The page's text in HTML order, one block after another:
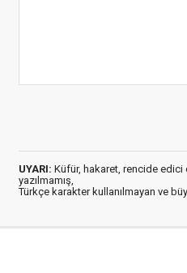
UYARI: Küfür, hakaret, rencide edici
yazılmamış,
Türkçe karakter kullanılmayan ve